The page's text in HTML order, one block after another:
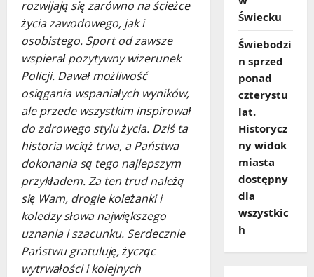
rozwijają się zarówno na ścieżce
życia zawodowego, jak i
osobistego. Sport od zawsze
wspierał pozytywny wizerunek
Policji. Dawał możliwość
osiągania wspaniałych wyników,
ale przede wszystkim inspirował
do zdrowego stylu życia. Dziś ta
historia wciąż trwa, a Państwa
dokonania są tego najlepszym
przykładem. Za ten trud należą
się Wam, drogie koleżanki i
koledzy słowa największego
uznania i szacunku. Serdecznie
Państwu gratuluję, życząc
wytrwałości i kolejnych
Świecku
Świebodzi
n sprzed
ponad
czterystu
lat.
Historycz
ny widok
miasta
dostępny
dla
wszystkic
h